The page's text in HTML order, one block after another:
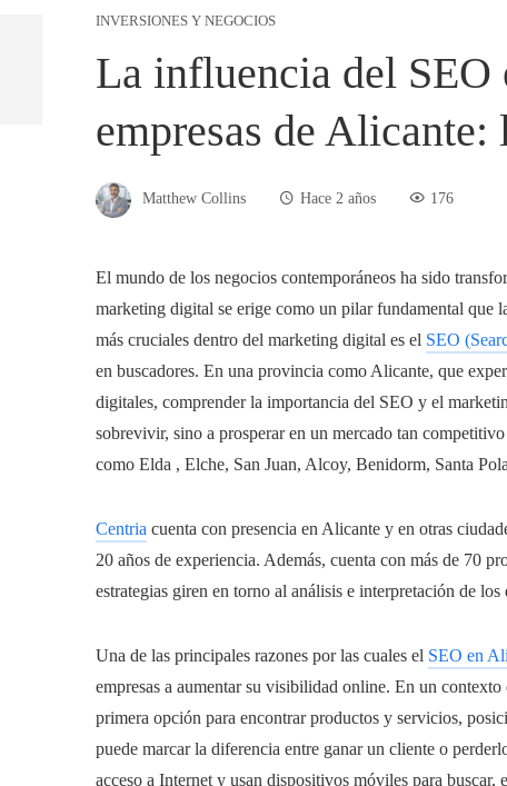
INVERSIONES Y NEGOCIOS
La influencia del
empresas de
Matthew Collins Hace 2 años 176
El mundo de los negocios contemporáneos ha sido
marketing digital se erige como un pilar fundamental que
más cruciales dentro del marketing digital es el SEO
en buscadores. En una provincia como Alicante, que
digitales, comprender la importancia del SEO y el
sobrevivir, sino a prosperar en un mercado tan
como Elda , Elche, San Juan, Alcoy, Benidorm, Santa
Centria cuenta con presencia en Alicante y en otras
20 años de experiencia. Además, cuenta con más de 70
estrategias giren en torno al análisis e interpretación de los
Una de las principales razones por las cuales el SEO en
empresas a aumentar su visibilidad online. En un
primera opción para encontrar productos y servicios,
puede marcar la diferencia entre ganar un cliente o
acceso a Internet y usan dispositivos móviles para buscar,